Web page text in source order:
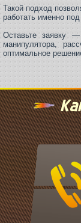
Такой подход
работать именно
Оставьте заявку
манипулятора,
оптимальное